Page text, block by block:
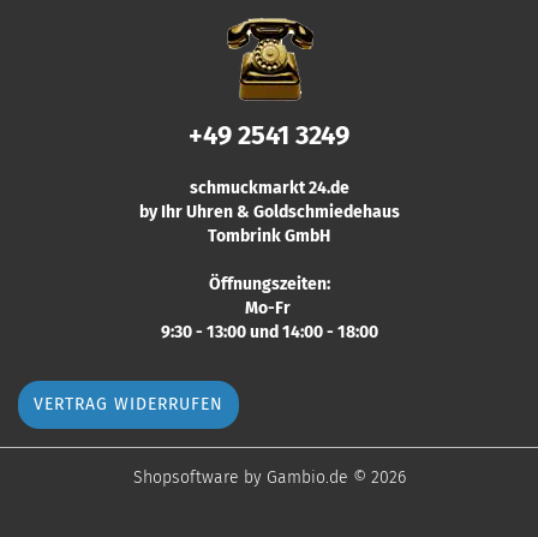
+49 2541 3249
schmuckmarkt 24.de
by Ihr Uhren & Goldschmiedehaus
Tombrink GmbH
Öffnungszeiten:
Mo-Fr
9:30 - 13:00 und 14:00 - 18:00
VERTRAG WIDERRUFEN
Shopsoftware by Gambio.de © 2026